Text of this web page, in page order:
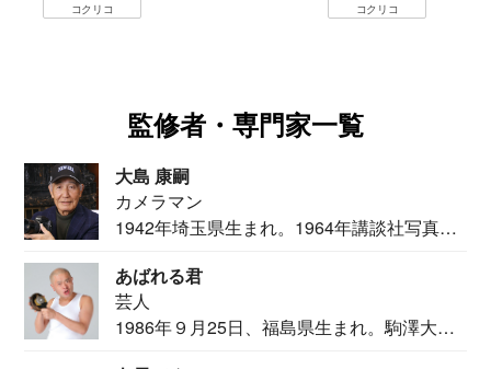
コクリコ コクリコ
監修者・専門家一覧
大島 康嗣
カメラマン
1942年埼玉県生まれ。1964年講談社写真部
あばれる君
芸人
1986年９月25日、福島県生まれ。駒澤大学